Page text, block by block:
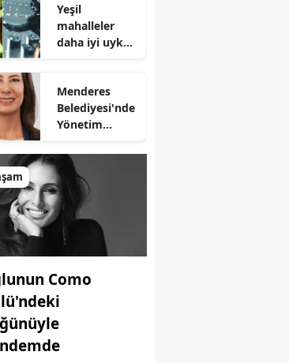
Yeşil
mahalleler
daha iyi uyku
Menderes
Belediyesi'nde
Yönetim
Como